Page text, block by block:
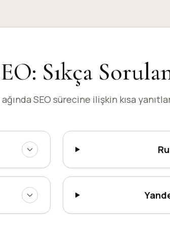
Sıkça
SEO sürecine ilişkin kısa